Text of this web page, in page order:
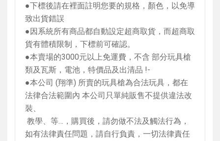
●下標後請在裡面註明您要的規格，顏色，以免導
致出貨錯誤
●因系統所有商品都自動設定超商取貨，而超商取
貨有體積限制，下標前可確認。
●本賣場的3000元以上免運費，不含 部分玩具槍
類及瓦斯，電池，特價品及出清品 !-
●本公司 (翔準) 所賣的玩具槍為合法玩具，都在
法律合法範圍內 本公司只單純販售不提供違法改
裝、
教學、等…，購買後，請勿做不法及觸法行為，
如有法律責任問題，請自行負責，一切法律責任